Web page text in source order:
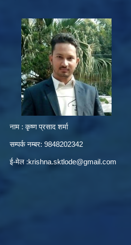
नाम : कृष्ण प्रसाद शर्मा
सम्पर्क नम्बर: 9848202342
ई-मेल :krishna.sktlode@gmail.com